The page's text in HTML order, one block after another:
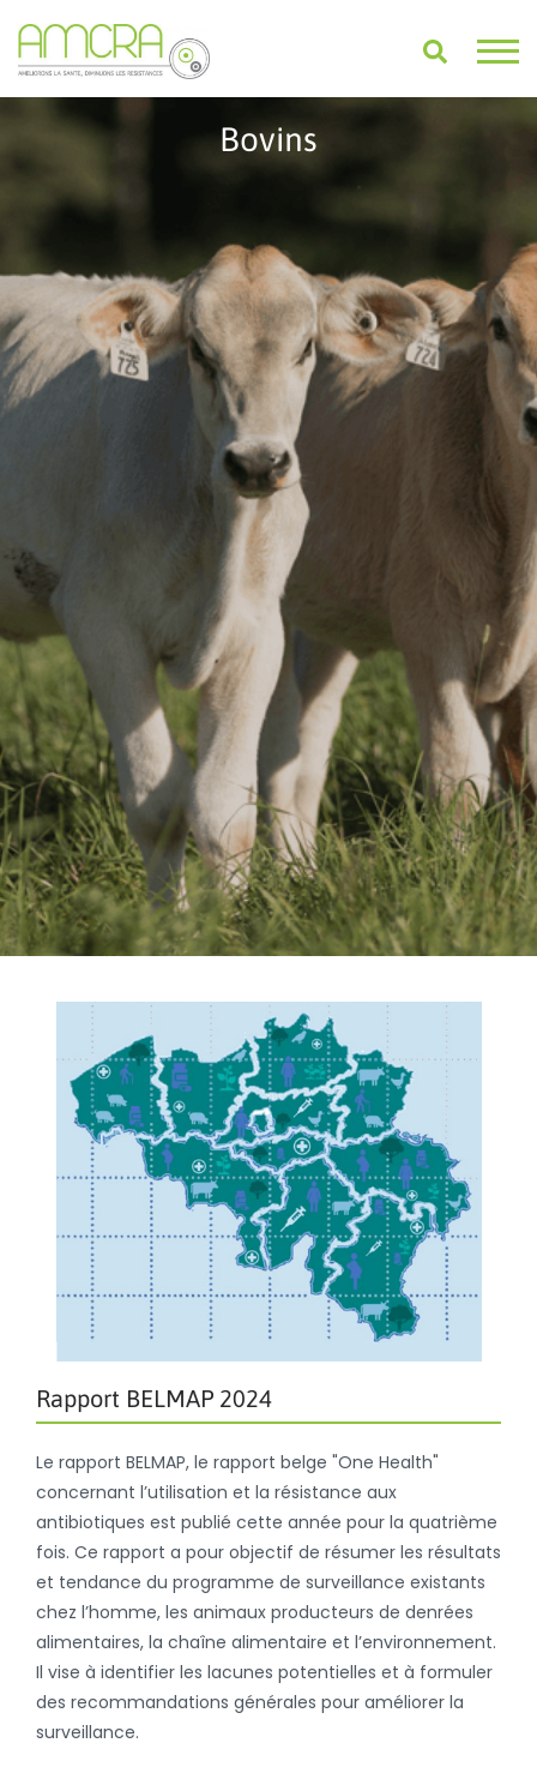
Bovins
Rapport BELMAP 2024
Le rapport BELMAP, le rapport belge "One Health"
concernant l’utilisation et la résistance aux
antibiotiques est publié cette année pour la quatrième
fois. Ce rapport a pour objectif de résumer les résultats
et tendance du programme de surveillance existants
chez l’homme, les animaux producteurs de denrées
alimentaires, la chaîne alimentaire et l’environnement.
Il vise à identifier les lacunes potentielles et à formuler
des recommandations générales pour améliorer la
surveillance.